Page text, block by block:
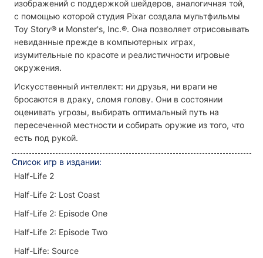
изображений с поддержкой шейдеров, аналогичная той,
с помощью которой студия Pixar создала мультфильмы
Toy Story® и Monster's, Inc.®. Она позволяет отрисовывать
невиданные прежде в компьютерных играх,
изумительные по красоте и реалистичности игровые
окружения.
Искусственный интеллект: ни друзья, ни враги не
бросаются в драку, сломя голову. Они в состоянии
оценивать угрозы, выбирать оптимальный путь на
пересеченной местности и собирать оружие из того, что
есть под рукой.
Список игр в издании:
Half-Life 2
Half-Life 2: Lost Coast
Half-Life 2: Episode One
Half-Life 2: Episode Two
Half-Life: Source